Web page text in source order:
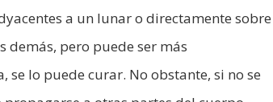
a un lunar o directamente sobre
demás, pero puede ser más
lo puede curar. No obstante, si no se